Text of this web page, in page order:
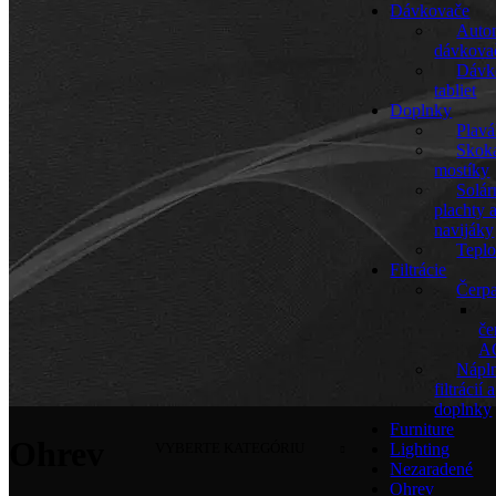
Dávkovače
tabliet
Doplnky
mostíky
plachty
navijáky
Filtrácie
filtrácií a
doplnky
Furniture
Lighting
Nezaradené
Ohrev